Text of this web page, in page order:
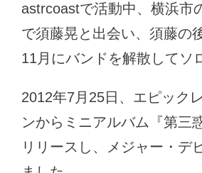
astrcoastで活動中、横浜市
で須藤晃と出会い、須藤の
11月にバンドを解散してソ
2012年7月25日、エピック
ンからミニアルバム『第三
リリースし、メジャー・デ